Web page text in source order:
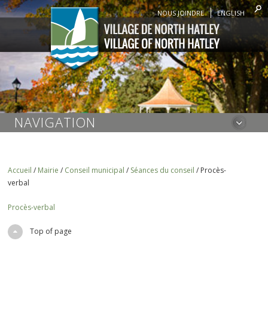
NOUS JOINDRE ENGLISH
NAVIGATION
Accueil / Mairie / Conseil municipal / Séances du conseil / Procès-
verbal
Procès-verbal
Top of page